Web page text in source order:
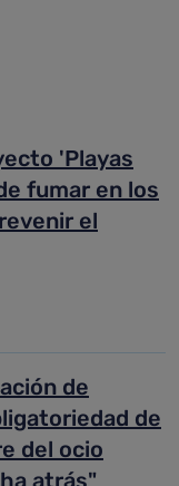
'Playas
fumar en los
el
de
de
del ocio
atrás"